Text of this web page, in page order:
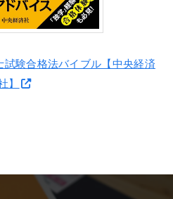
験合格法バイブル【中央経済
】